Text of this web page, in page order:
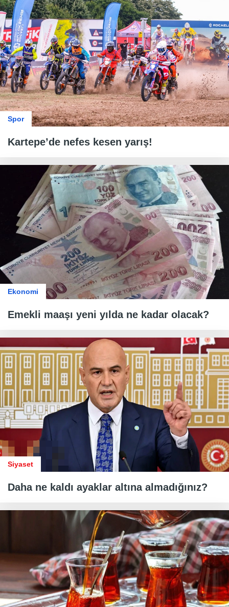
Spor
Kartepe’de nefes kesen yarış!
Ekonomi
Emekli maaşı yeni yılda ne kadar olacak?
Siyaset
Daha ne kaldı ayaklar altına almadığınız?